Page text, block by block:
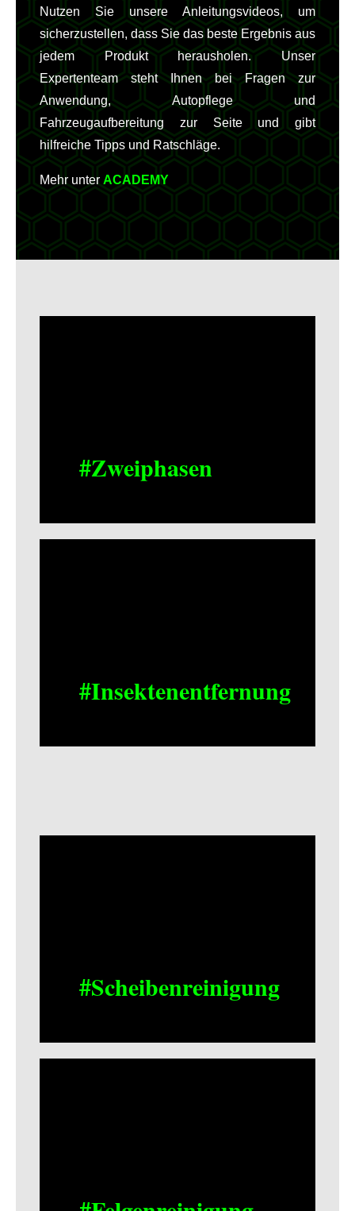
Nutzen Sie unsere Anleitungsvideos, um
sicherzustellen, dass Sie das beste Ergebnis aus
jedem Produkt herausholen. Unser
Expertenteam steht Ihnen bei Fragen zur
Anwendung, Autopflege und
Fahrzeugaufbereitung zur Seite und gibt
hilfreiche Tipps und Ratschläge.
Mehr unter ACADEMY
#Zweiphasen
#Insektenentfernung
#Scheibenreinigung